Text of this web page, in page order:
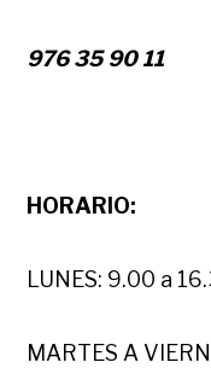
976 35 90 11
HORARIO:
LUNES: 9.00 a
MARTES A